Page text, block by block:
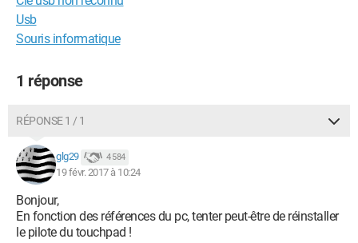
Usb
Souris informatique
1 réponse
RÉPONSE 1 / 1
glg29 4 584
19 févr. 2017 à 10:24
Bonjour,
En fonction des références du pc, tenter peut-être de réinstaller
le pilote du touchpad !